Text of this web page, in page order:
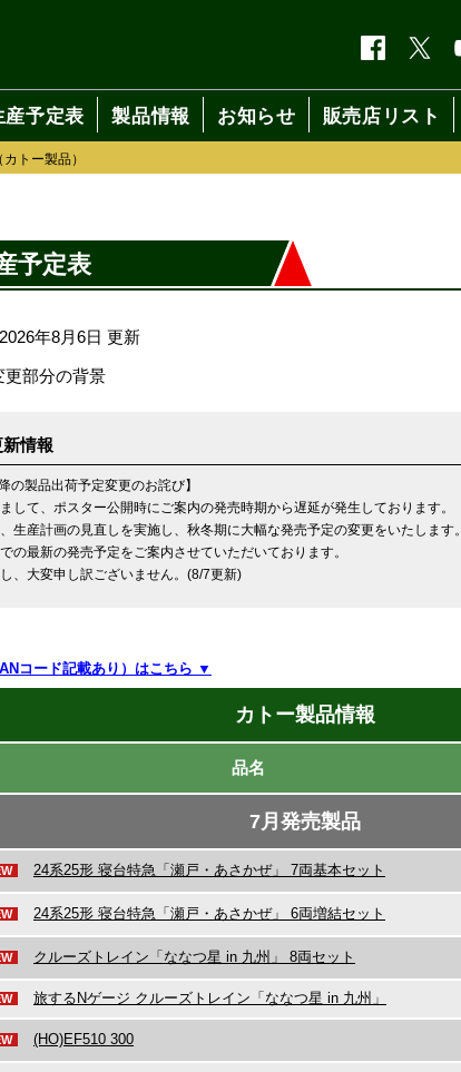
産予定表 製品情報 お知らせ 販売店リスト
トー製品）
予定表
年8月6日 更新
部分の背景
情報
製品出荷予定変更のお詫び】
して、ポスター公開時にご案内の発売時期から遅延が発生しております。
生産計画の見直しを実施し、秋冬期に大幅な発売予定の変更をいたします。
の最新の発売予定をご案内させていただいております。
、大変申し訳ございません。(8/7更新)
コード記載あり）はこちら ▼
カトー製品情報
品名
7月発売製品
24系25形 寝台特急「瀬戸・あさかぜ」 7両基本セット
24系25形 寝台特急「瀬戸・あさかぜ」 6両増結セット
クルーズトレイン「ななつ星 in 九州」 8両セット
旅するNゲージ クルーズトレイン「ななつ星 in 九州」
(HO)EF510 300